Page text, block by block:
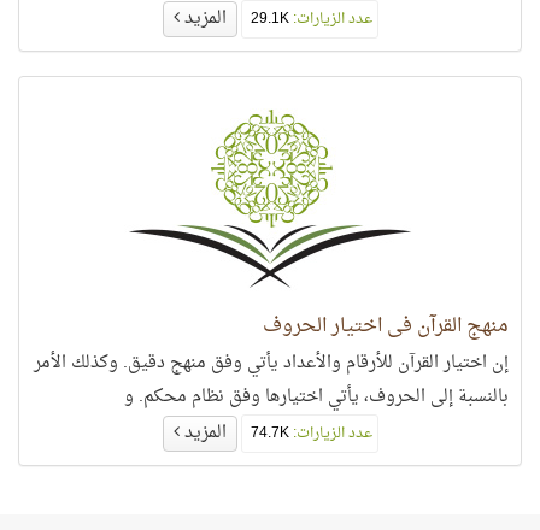
عدد الزيارات:29.1K المزيد
منهج القرآن في اختيار الحروف
إن اختيار القرآن للأرقام والأعداد يأتي وفق منهج دقيق. وكذلك الأمر
بالنسبة إلى الحروف، يأتي اختيارها وفق نظام محكم. و
عدد الزيارات:74.7K المزيد